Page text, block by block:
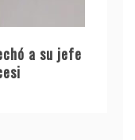
a su jefe